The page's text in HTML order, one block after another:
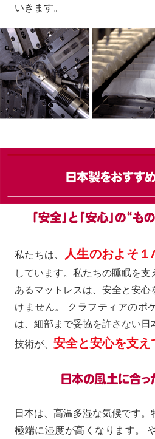
いきます。
私たちは、 人生のおよそ１
しています。私たちの睡眠を
あるマットレスは、安全と安
けません。 クラフティアのポ
は、細部まで妥協を許さない
技術が、 安全と安心を支え
日本は、高温多湿な気候です
極端に湿度が高くなります。